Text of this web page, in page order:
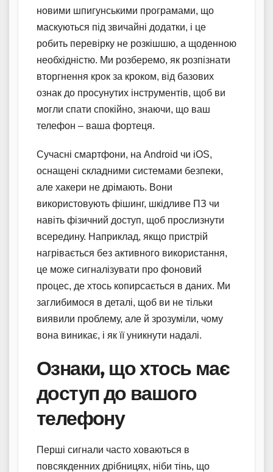
новими шпигунськими програмами, що
маскуються під звичайні додатки, і це
робить перевірку не розкішшю, а щоденною
необхідністю. Ми розберемо, як розпізнати
вторгнення крок за кроком, від базових
ознак до просунутих інструментів, щоб ви
могли спати спокійно, знаючи, що ваш
телефон – ваша фортеця.
Сучасні смартфони, на Android чи iOS,
оснащені складними системами безпеки,
але хакери не дрімають. Вони
використовують фішинг, шкідливе ПЗ чи
навіть фізичний доступ, щоб прослизнути
всередину. Наприклад, якщо пристрій
нагрівається без активного використання,
це може сигналізувати про фоновий
процес, де хтось копирсається в даних. Ми
заглибимося в деталі, щоб ви не тільки
виявили проблему, але й зрозуміли, чому
вона виникає, і як її уникнути надалі.
Ознаки, що хтось має
доступ до вашого
телефону
Перші сигнали часто ховаються в
повсякденних дрібницях, ніби тінь, що